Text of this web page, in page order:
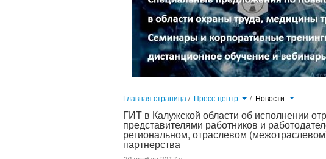
Главная страница / Пресс-центр / Новости
ГИТ в Калужской области об исполнении
представителями работников и
региональном, отраслевом
партнерства